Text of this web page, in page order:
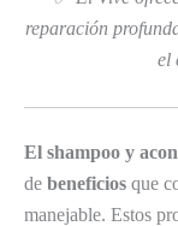
reparación
el
El shampoo y
de beneficios que
manejable. Estos